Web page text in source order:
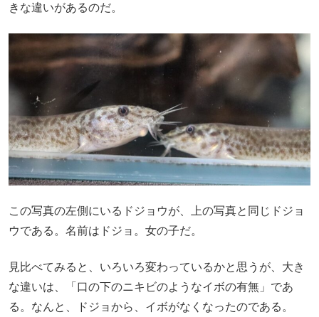
きな違いがあるのだ。
この写真の左側にいるドジョウが、上の写真と同じドジョ
ウである。名前はドジョ。女の子だ。
見比べてみると、いろいろ変わっているかと思うが、大き
な違いは、「口の下のニキビのようなイボの有無」であ
る。なんと、ドジョから、イボがなくなったのである。